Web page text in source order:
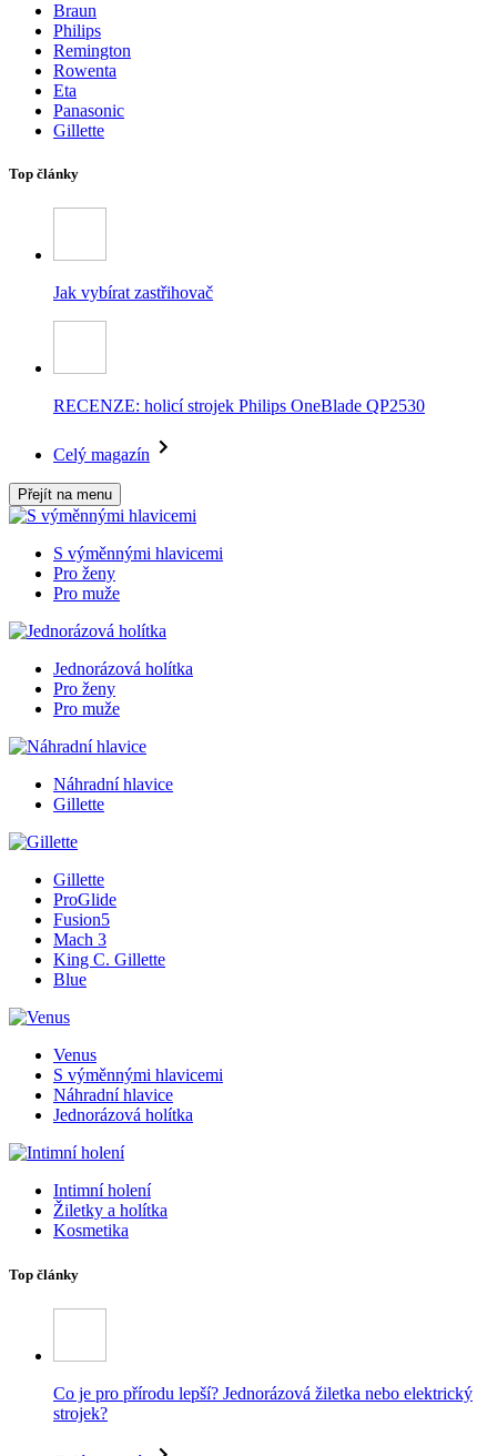
Braun
Philips
Remington
Rowenta
Eta
Panasonic
Gillette
Top články
Jak vybírat zastřihovač
RECENZE: holicí strojek Philips OneBlade QP2530
Celý magazín
Přejít na menu
S výměnnými hlavicemi
Pro ženy
Pro muže
Jednorázová holítka
Pro ženy
Pro muže
Náhradní hlavice
Gillette
Gillette
ProGlide
Fusion5
Mach 3
King C. Gillette
Blue
Venus
S výměnnými hlavicemi
Náhradní hlavice
Jednorázová holítka
Intimní holení
Žiletky a holítka
Kosmetika
Top články
Co je pro přírodu lepší? Jednorázová žiletka nebo elektrický
strojek?